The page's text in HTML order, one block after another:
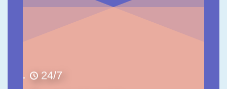
24/7